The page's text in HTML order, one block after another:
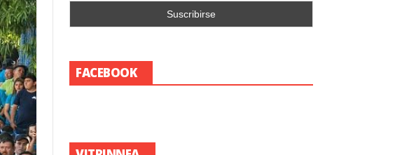
FACEBOOK